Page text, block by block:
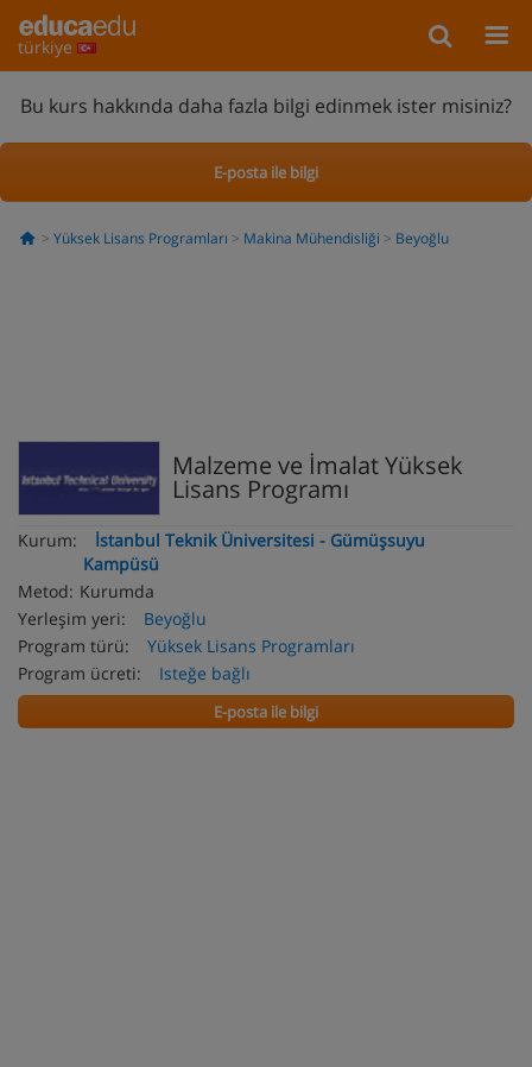
türkiye
Bu kurs hakkında daha fazla bilgi edinmek ister misiniz?
E-posta ile bilgi
Yüksek Lisans Programları Makina Mühendisliği Beyoğlu
Malzeme ve İmalat Yüksek
Lisans Programı
Kurum:
İstanbul Teknik Üniversitesi - Gümüşsuyu
Kampüsü
Metod: Kurumda
Yerleşim yeri:
Beyoğlu
Program türü:
Yüksek Lisans Programları
Program ücreti:
Isteğe bağlı
E-posta ile bilgi